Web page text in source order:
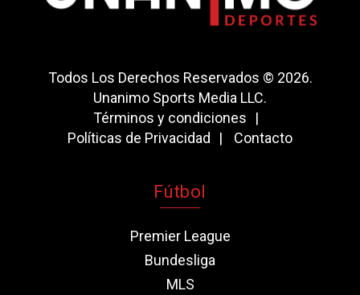
Todos Los Derechos Reservados © 2026.
Unanimo Sports Media LLC.
Términos y condiciones
Políticas de Privacidad
Contacto
Fútbol
Premier League
Bundesliga
MLS